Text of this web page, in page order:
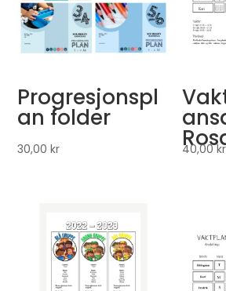
Progresjonspl
an folder
30,00kr 40,00kr